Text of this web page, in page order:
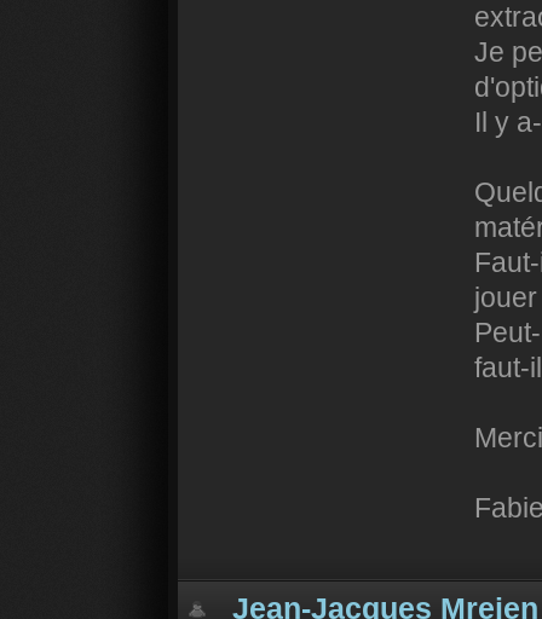
Je
Il y
faut-
Jean-Jacques Mrejen